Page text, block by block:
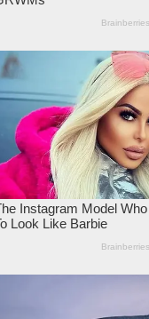
“Makelar